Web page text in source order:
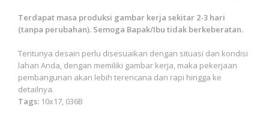
Terdapat masa produksi gambar kerja sekitar 2-3 hari
(tanpa perubahan). Semoga Bapak/Ibu tidak berkeberatan.
Tentunya desain perlu disesuaikan dengan situasi dan kondisi
lahan Anda, dengan memiliki gambar kerja, maka pekerjaan
pembangunan akan lebih terencana dan rapi hingga ke
detailnya.
Tags: 10x17, 036B